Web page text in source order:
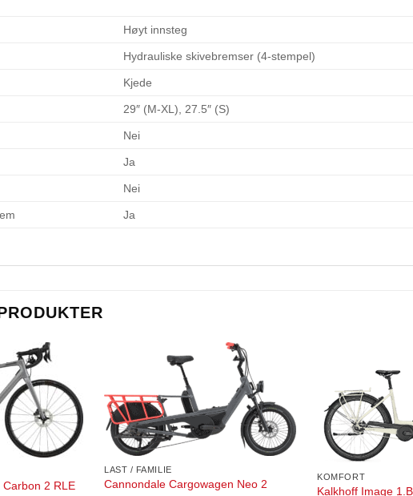
Høyt innsteg
Hydrauliske skivebremser (4-stempel)
Kjede
29″ (M-XL), 27.5″ (S)
Nei
Ja
Nei
Ja
2 RLE
LAST / FAMILIE
Cannondale Cargowagen Neo 2
KOMFORT
Kalkhoff Image